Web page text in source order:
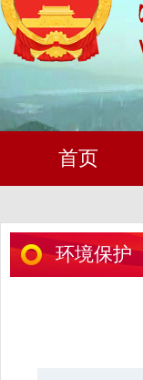
首页
环境保护